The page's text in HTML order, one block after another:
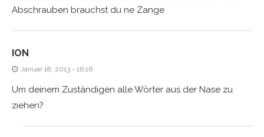
Abschrauben brauchst du ne Zange
ION
Januar 18, 2013 - 16:16
Um deinem Zuständigen alle Wörter aus der Nase zu
ziehen?